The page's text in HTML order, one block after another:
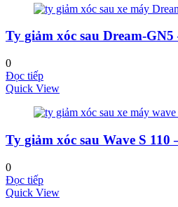
Ty giảm xóc sau Dream-GN5
0
Đọc tiếp
Quick View
Ty giảm xóc sau Wave S 110
0
Đọc tiếp
Quick View